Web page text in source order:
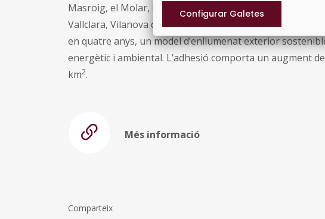
Masroig, el Molar, Mont-ral, Porrera, Pradell de la
Vallclara, Vilanova de Prades i Vimbodí i Poblet. Són
en quatre anys, un model d’enllumenat exterior
energètic i ambiental. L’adhesió comporta un augment
km2.
Més informació
Comparteix